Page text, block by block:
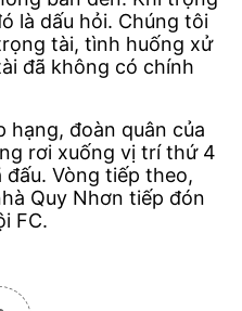
là dấu hỏi. Chúng tôi
tài, tình huống xử
đã không có chính
hạng, đoàn quân của
rơi xuống vị trí thứ 4
đấu. Vòng tiếp theo,
Quy Nhơn tiếp đón
FC.